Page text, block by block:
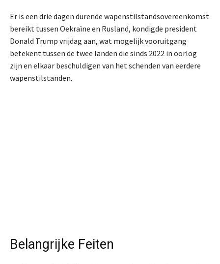
Er is een drie dagen durende wapenstilstandsovereenkomst
bereikt tussen Oekraïne en Rusland, kondigde president
Donald Trump vrijdag aan, wat mogelijk vooruitgang
betekent tussen de twee landen die sinds 2022 in oorlog
zijn en elkaar beschuldigen van het schenden van eerdere
wapenstilstanden.
Belangrijke Feiten